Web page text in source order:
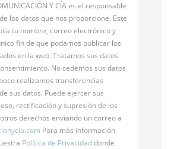
Y CÍA es el responsable
los datos que nos proporcione. Este
tu nombre, correo electrónico y
fin de que podamos publicar los
en la web. Tratamos sus datos
No cedemos sus datos
realizamos transferencias
sus datos. Puede ejercer sus
rectificación y supresión de los
derechos enviando un correo a
Para más información
Política de Privacidaddonde